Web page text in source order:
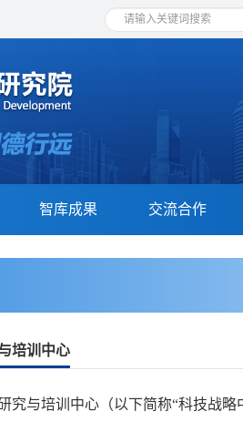
智库成果 交流合作
培训中心
究与培训中心（以下简称“科技战